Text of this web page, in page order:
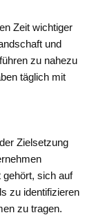
Zeit wichtiger
und
zu nahezu
täglich mit
Zielsetzung
gehört, sich auf
zu identifizieren
zu tragen.